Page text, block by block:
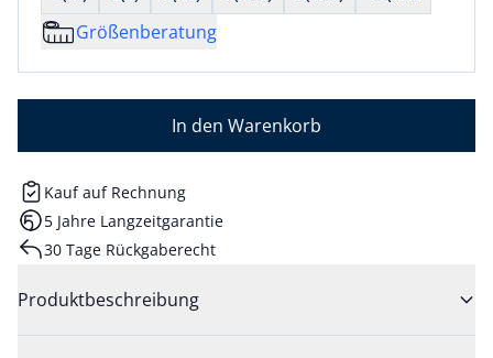
Größenberatung
In den Warenkorb
Kauf auf Rechnung
5 Jahre Langzeitgarantie
30 Tage Rückgaberecht
Produktbeschreibung